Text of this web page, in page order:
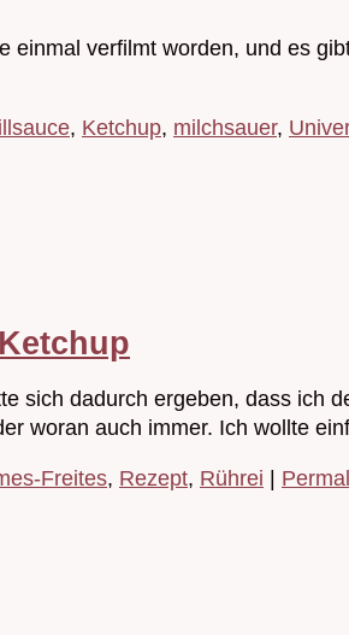
verfilmt worden, und es
, Ketchup, milchsauer,
sich dadurch ergeben, dass ich
woran auch immer. Ich wollte
Freites, Rezept, Rührei